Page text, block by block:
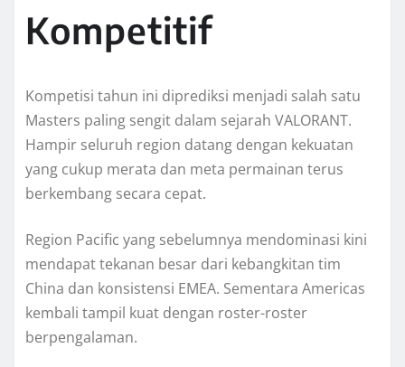
Kompetitif
Kompetisi tahun ini diprediksi menjadi salah satu
Masters paling sengit dalam sejarah VALORANT.
Hampir seluruh region datang dengan kekuatan
yang cukup merata dan meta permainan terus
berkembang secara cepat.
Region Pacific yang sebelumnya mendominasi kini
mendapat tekanan besar dari kebangkitan tim
China dan konsistensi EMEA. Sementara Americas
kembali tampil kuat dengan roster-roster
berpengalaman.